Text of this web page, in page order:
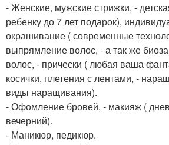
- Женские, мужские стрижки, -
ребенку до 7 лет подарок),
окрашивание ( современные
выпрямление волос, - а так же
волос, - прически ( любая ваша
косички, плетения с лентами, -
виды наращивания).
- Офомление бровей, - макияж (
вечерний).
- Маникюр, педикюр.